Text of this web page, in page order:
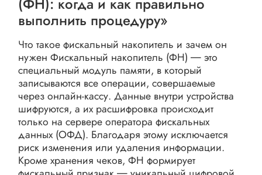
выполнить процедуру»
Что такое фискальный накопитель и зачем он
нужен Фискальный накопитель (ФН) ― это
специальный модуль памяти, в который
записываются все операции, совершаемые
через онлайн-кассу. Данные внутри устройства
шифруются, а их расшифровка происходит
только на сервере оператора фискальных
данных (ОФД). Благодаря этому исключается
риск изменения или удаления информации.
Кроме хранения чеков, ФН формирует